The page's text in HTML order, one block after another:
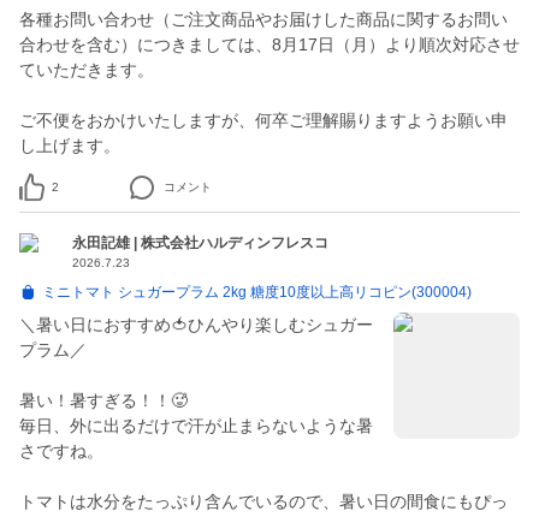
各種お問い合わせ（ご注文商品やお届けした商品に関するお問い
合わせを含む）につきましては、8月17日（月）より順次対応させ
ていただきます。
ご不便をおかけいたしますが、何卒ご理解賜りますようお願い申
2 コメント
永田記雄 | 株式会社ハルディンフレスコ
2026.7.23
ミニトマト シュガープラム 2kg 糖度10度以上高リコピン(300004)
＼暑い日におすすめ🍅ひんやり楽しむシュガー
プラム／
暑い！暑すぎる！！🥵
毎日、外に出るだけで汗が止まらないような暑
さですね。
トマトは水分をたっぷり含んでいるので、暑い日の間食にもぴっ